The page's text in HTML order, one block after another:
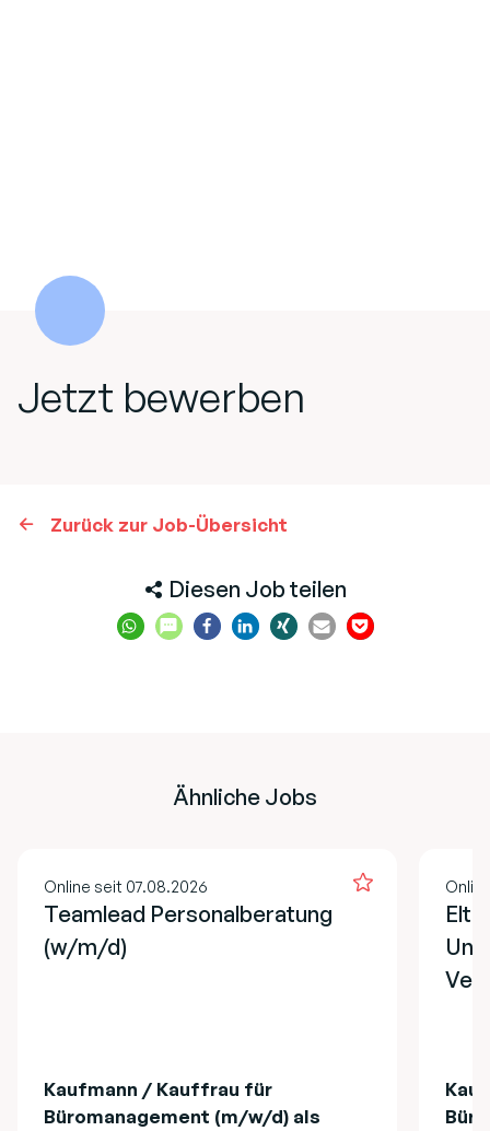
Jetzt bewerben
Zurück zur Job-Übersicht
Diesen Job teilen
Ähnliche Jobs
Online seit 07.08.2026
Teamlead Personalberatung
(w/m/d)
Kaufmann / Kauffrau für
Büromanagement (m/w/d) als